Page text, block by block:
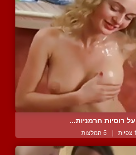
רוסיות חרמניות...
| 5 המלצות